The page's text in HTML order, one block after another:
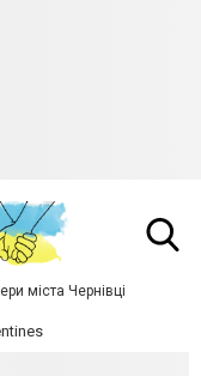
міста Чернівці